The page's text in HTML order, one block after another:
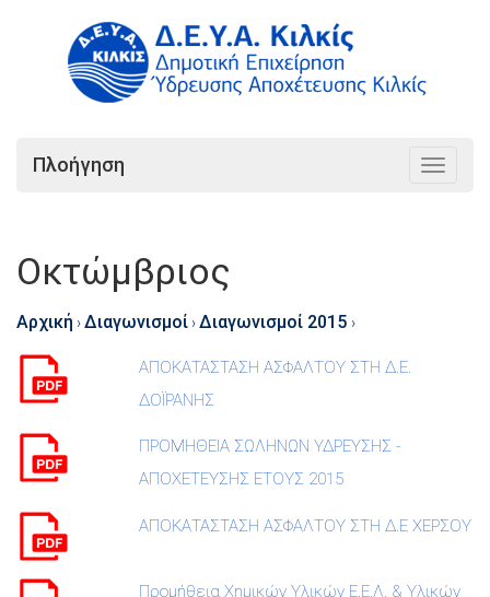
Toggle
Πλοήγηση
Οκτώμβριος
Αρχική ›Διαγωνισμοί ›Διαγωνισμοί 2015 ›
ΑΠΟΚΑΤΑΣΤΑΣΗ ΑΣΦΑΛΤΟΥ ΣΤΗ Δ.Ε.
ΔΟΪΡΑΝΗΣ
ΠΡΟΜΗΘΕΙΑ ΣΩΛΗΝΩΝ ΥΔΡΕΥΣΗΣ -
ΑΠΟΧΕΤΕΥΣΗΣ ΕΤΟΥΣ 2015
ΑΠΟΚΑΤΑΣΤΑΣΗ ΑΣΦΑΛΤΟΥ ΣΤΗ Δ.Ε ΧΕΡΣΟΥ
Προμήθεια Χημικών Υλικών Ε.Ε.Λ. & Υλικών